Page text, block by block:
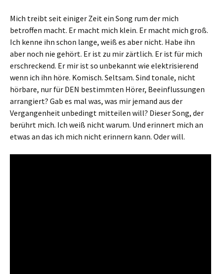
Mich treibt seit einiger Zeit ein Song rum der mich
betroffen macht. Er macht mich klein. Er macht mich groß.
Ich kenne ihn schon lange, weiß es aber nicht. Habe ihn
aber noch nie gehört. Er ist zu mir zärtlich. Er ist für mich
erschreckend. Er mir ist so unbekannt wie elektrisierend
wenn ich ihn höre. Komisch. Seltsam. Sind tonale, nicht
hörbare, nur für DEN bestimmten Hörer, Beeinflussungen
arrangiert? Gab es mal was, was mir jemand aus der
Vergangenheit unbedingt mitteilen will? Dieser Song, der
berührt mich. Ich weiß nicht warum. Und erinnert mich an
etwas an das ich mich nicht erinnern kann. Oder will.